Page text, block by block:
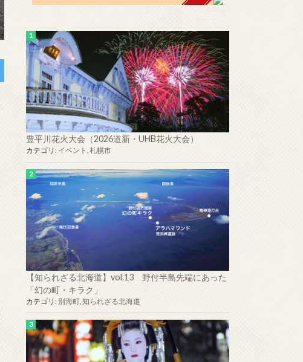
豊平川花火大会（2026道新・UHB花火大会）
カテゴリ: イベント 札幌市
【知られざる北海道】vol.13 野付半島先端にあった
「幻の町・キラク」
カテゴリ: 別海町 知られざる北海道